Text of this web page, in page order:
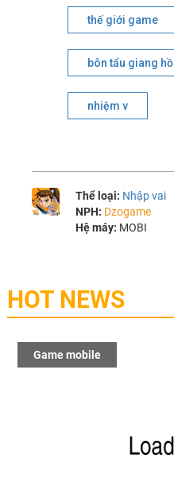
thế giới game
bôn tẩu giang hồ
nhiệm v
Thể loại: Nhập vai
NPH: Dzogame
Hệ máy: MOBI
HOT NEWS
Game mobile